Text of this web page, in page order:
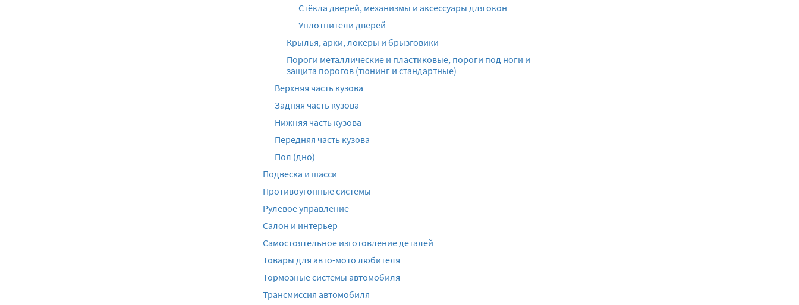
Стёкла дверей, механизмы и аксессуары для окон
Уплотнители дверей
Крылья, арки, локеры и брызговики
Пороги металлические и пластиковые, пороги под ноги и
защита порогов (тюнинг и стандартные)
Верхняя часть кузова
Задняя часть кузова
Нижняя часть кузова
Передняя часть кузова
Пол (дно)
Подвеска и шасси
Противоугонные системы
Рулевое управление
Салон и интерьер
Самостоятельное изготовление деталей
Товары для авто-мото любителя
Тормозные системы автомобиля
Трансмиссия автомобиля